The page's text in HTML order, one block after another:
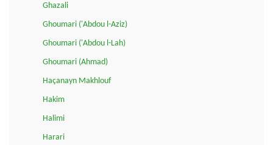
Ghazali
Ghoumari ('Abdou l-Aziz)
Ghoumari ('Abdou l-Lah)
Ghoumari (Ahmad)
Haçanayn Makhlouf
Hakim
Halimi
Harari